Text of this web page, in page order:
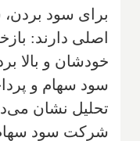
برای سود
اصلی دارند:
خودشان و بالا
سود سهام و
شرکت سود